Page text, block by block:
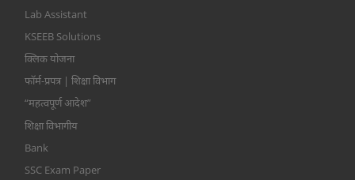
Lab Assistant
KSEEB Solutions
क्लिक योजना
फॉर्म-प्रपत्र | शिक्षा विभाग
“महत्वपूर्ण आदेश”
शिक्षा विभागीय
Bank
SSC Exam Paper